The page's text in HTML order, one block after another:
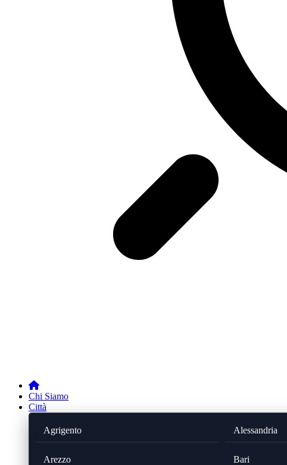
Chi Siamo
Città
Agrigento Alessandria
Arezzo Bari